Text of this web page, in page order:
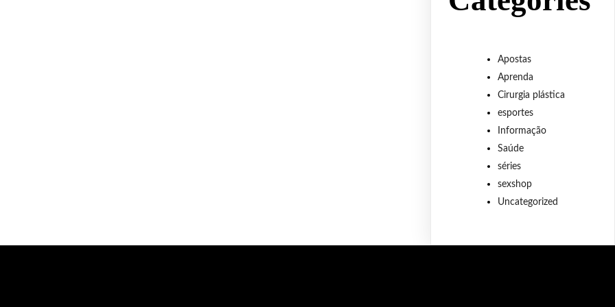
Apostas
Aprenda
Cirurgia plástica
esportes
Informação
Saúde
séries
sexshop
Uncategorized